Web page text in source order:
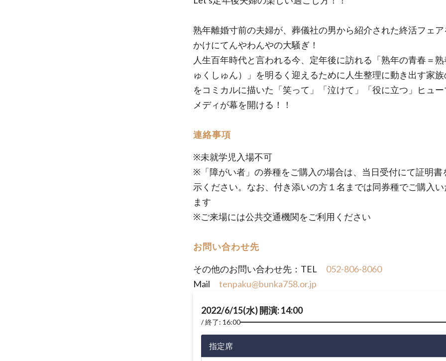
熟年離婚寸前の夫婦が、葬儀社の男から紹介された終活フェア
かけにてんやわんやの大騒ぎ！
人生百年時代と言われる今、定年後に訪れる「熟年の青春＝熟
ゅくしゅん）」を明るく迎えるために人生整理に動き出す家
をコミカルに描いた「笑って」「泣けて」「役に立つ」ヒュー
メディが幕を開ける！！
連絡事項
※未就学児入場不可
※「障がい者」の券種をご購入の場合は、当日受付にて証明書
示ください。なお、付き添いの方１名までは同券種でご購入い
ます
※ご来場には公共交通機関をご利用ください
お問い合わせ先
その他のお問い合わせ先：TEL 052-806-8060
Mail tenpaku@bunka758.or.jp
2022/6/15(水) 開演: 14:00
終了: 16:00
指定席